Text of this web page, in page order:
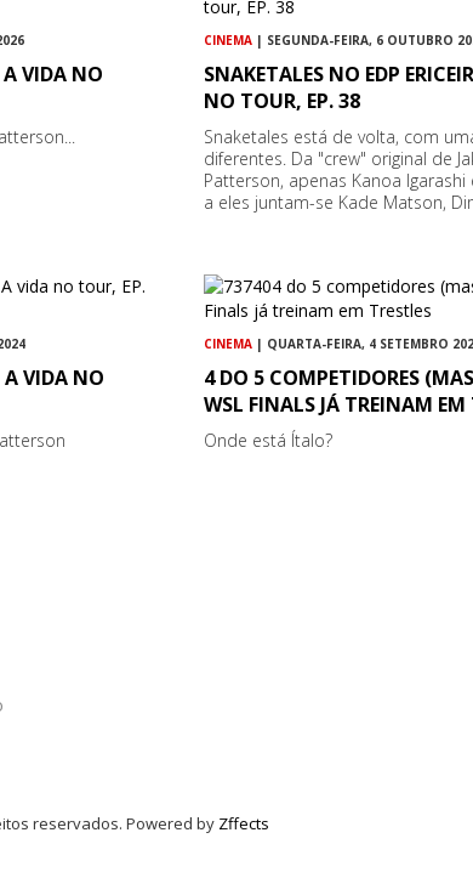
A VIDA NO
CINEMA | SEGUNDA-FEIRA, 6 OUTUBRO
SNAKETALES NO EDP
NO TOUR, EP. 38
Snaketales está de volta, com
diferentes. Da "crew" original de
Patterson, apenas Kanoa
a eles juntam-se Kade Matson,
A VIDA NO
CINEMA | QUARTA-FEIRA, 4 SETEMBRO
4 DO 5 COMPETIDORES
WSL FINALS JÁ TREINAM EM
Onde está Ítalo?
reservados. Powered by Zffects